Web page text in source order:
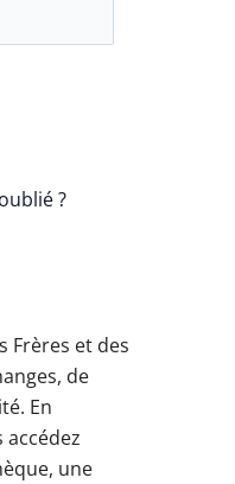
?
Frères et des
de
En
accédez
une